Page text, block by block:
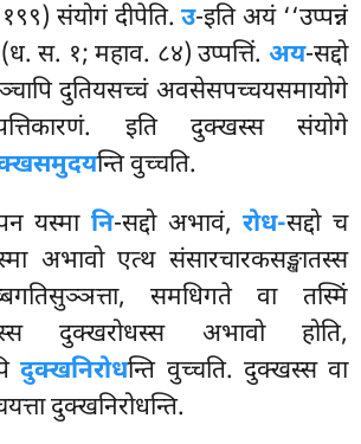
संयोगं दीपेति.उ-इति अयं ‘‘उप्पन्नं
स. १; महाव. ८४) उप्पत्तिं. अय-सद्दो
दुतियसच्चं अवसेसपच्चयसमायोगे
इति दुक्खस्स संयोगे
न्ति वुच्चति.
यस्मा नि-सद्दो अभावं,रोध-सद्दो च
अभावो एत्थ संसारचारकसङ्खातस्स
समधिगते वा तस्मिं
दुक्खरोधस्स अभावो होति,
दुक्खनिरोधन्ति वुच्चति. दुक्खस्स वा
दुक्खनिरोधन्ति.